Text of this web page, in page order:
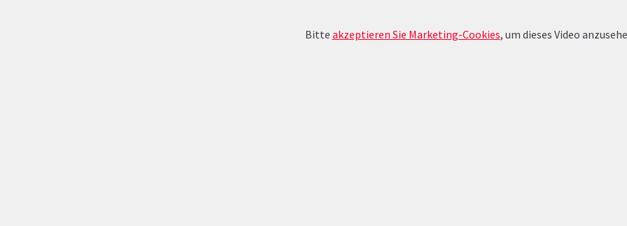
Bitte akzeptieren Sie Marketing-Cookies, um dieses Video